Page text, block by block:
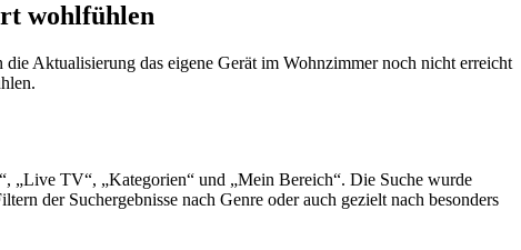
wohlfühlen
Aktualisierung das eigene Gerät im Wohnzimmer noch nicht erreicht
„Live TV“, „Kategorien“ und „Mein Bereich“. Die Suche wurde
der Suchergebnisse nach Genre oder auch gezielt nach besonders